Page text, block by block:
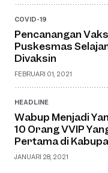
COVID-19
Pencanangan
Puskesmas
Divaksin
FEBRUARI 01, 2021
HEADLINE
Wabup Menjadi
10 Orang VVIP
Pertama di
JANUARI 28, 2021